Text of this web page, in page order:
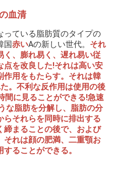
血清
っている脂肪質のタイプの
国赤いAの新しい世代。 それ
く、膨れ易く、遅れ易い従
点を改良した!それは高い安
作用をもたらす。それは韓
。不利な反作用は使用の後
間に見ることができる!急速
な脂肪を分解し、脂肪の分
それらを同時に排出する
締まることの後で、および
それは顔の肥満、二重顎お
ることができる。